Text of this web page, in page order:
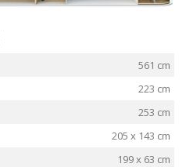
561 cm
223 cm
253 cm
205 x 143 cm
199 x 63 cm